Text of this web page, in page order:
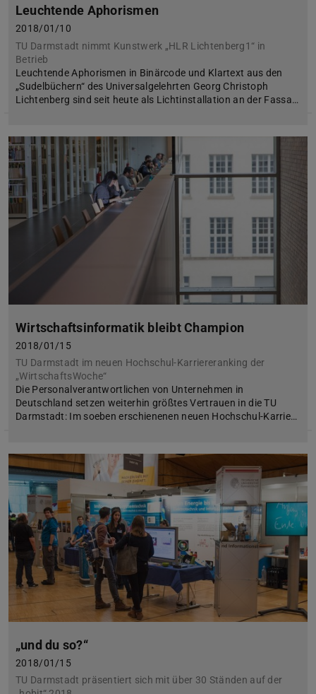
Leuchtende Aphorismen
2018/01/10
TU Darmstadt nimmt Kunstwerk „HLR Lichtenberg1“ in
Betrieb
Leuchtende Aphorismen in Binärcode und Klartext aus den
„Sudelbüchern“ des Universalgelehrten Georg Christoph
Lichtenberg sind seit heute als Lichtinstallation an der Fassa…
Wirtschaftsinformatik bleibt Champion
2018/01/15
TU Darmstadt im neuen Hochschul-Karriereranking der
„WirtschaftsWoche“
Die Personalverantwortlichen von Unternehmen in
Deutschland setzen weiterhin größtes Vertrauen in die TU
Darmstadt: Im soeben erschienenen neuen Hochschul-Karrie…
„und du so?“
2018/01/15
TU Darmstadt präsentiert sich mit über 30 Ständen auf der